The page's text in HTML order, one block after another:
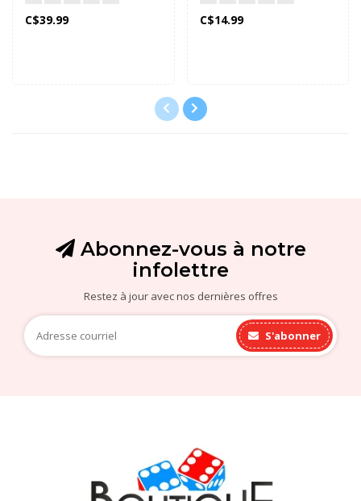
C$39.99 C$14.99
Abonnez-vous à notre
infolettre
Restez à jour avec nos dernières offres
S'abonner